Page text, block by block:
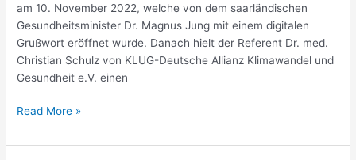
am 10. November 2022, welche von dem saarländischen
Gesundheitsminister Dr. Magnus Jung mit einem digitalen
Grußwort eröffnet wurde. Danach hielt der Referent Dr. med.
Christian Schulz von KLUG-Deutsche Allianz Klimawandel und
Gesundheit e.V. einen
2022
Read More »